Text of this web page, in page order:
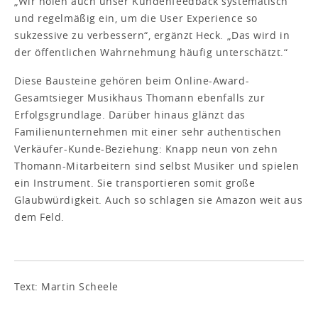
und regelmäßig ein, um die User Experience so
sukzessive zu verbessern“, ergänzt Heck. „Das wird in
der öffentlichen Wahrnehmung häufig unterschätzt.“
Diese Bausteine gehören beim Online-Award-
Gesamtsieger Musikhaus Thomann ebenfalls zur
Erfolgsgrundlage. Darüber hinaus glänzt das
Familienunternehmen mit einer sehr authentischen
Verkäufer-Kunde-Beziehung: Knapp neun von zehn
Thomann-Mitarbeitern sind selbst Musiker und spielen
ein Instrument. Sie transportieren somit große
Glaubwürdigkeit. Auch so schlagen sie Amazon weit aus
dem Feld.
Text: Martin Scheele